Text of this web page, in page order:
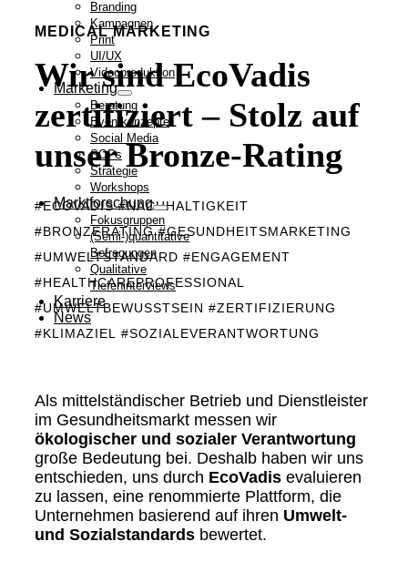
Branding
Kampagnen
Print
UI/UX
Videoproduktion
Marketing
Beratung
Eventkonzepte
Social Media
SOPs
Strategie
Workshops
Marktforschung
Fokusgruppen
(Semi-)quantitative
Befragungen
Qualitative
Tiefeninterviews
Karriere
News
MEDICAL MARKETING
Wir sind EcoVadis
zertifiziert – Stolz auf
unser Bronze-Rating
#ECOVADIS #NACHHALTIGKEIT
#BRONZERATING #GESUNDHEITSMARKETING
#UMWELTSTANDARD #ENGAGEMENT
#HEALTHCAREPROFESSIONAL
#UMWELTBEWUSSTSEIN #ZERTIFIZIERUNG
#KLIMAZIEL #SOZIALEVERANTWORTUNG
Als mittelständischer Betrieb und Dienstleister
im Gesundheitsmarkt messen wir
ökologischer und sozialer Verantwortung
große Bedeutung bei. Deshalb haben wir uns
entschieden, uns durch EcoVadis evaluieren
zu lassen, eine renommierte Plattform, die
Unternehmen basierend auf ihren Umwelt-
und Sozialstandards bewertet.